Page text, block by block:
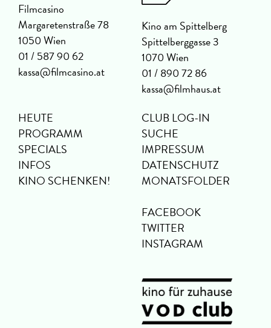
Filmcasino
Margaretenstraße 78
1050 Wien
01 / 587 90 62
kassa@filmcasino.at
Kino am Spittelberg
Spittelberggasse 3
1070 Wien
01 / 890 72 86
kassa@filmhaus.at
HEUTE
PROGRAMM
SPECIALS
INFOS
KINO SCHENKEN!
CLUB LOG-IN
SUCHE
IMPRESSUM
DATENSCHUTZ
MONATSFOLDER
FACEBOOK
TWITTER
INSTAGRAM